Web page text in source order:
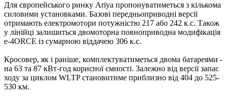
Для європейського ринку Ariya пропонуватиметься з кількома
силовими установками. Базові передньоприводні версії
отримають електромотори потужністю 217 або 242 к.с. Також
у лінійці залишиться двомоторна повноприводна модифікація
e-4ORCE із сумарною віддачею 306 к.с.
Кросовер, як і раніше, комплектуватиметься двома батареями -
на 63 та 87 кВт-год корисної ємності. Залежно від версії запас
ходу за циклом WLTP становитиме приблизно від 404 до 525-
530 км.